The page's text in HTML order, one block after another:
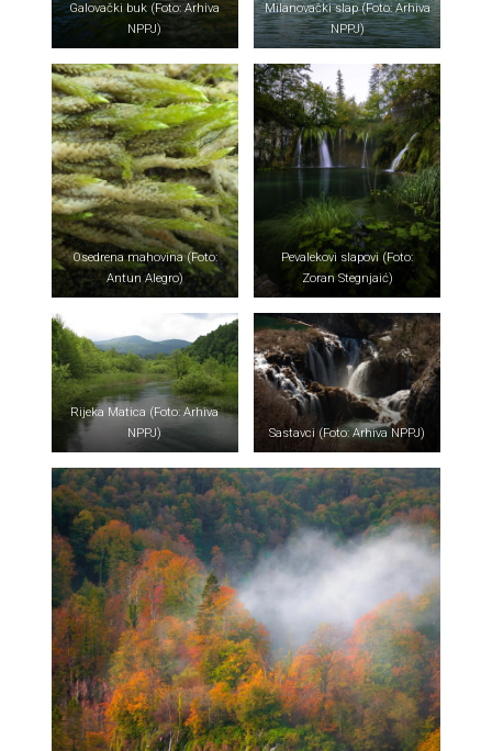
Galovački buk (Foto: Arhiva
NPPJ)
Milanovački slap (Foto: Arhiva
NPPJ)
Osedrena mahovina (Foto:
Antun Alegro)
Pevalekovi slapovi (Foto:
Zoran Stegnjaić)
Rijeka Matica (Foto: Arhiva
NPPJ)
Sastavci (Foto: Arhiva NPPJ)